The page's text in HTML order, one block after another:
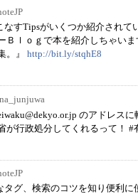
なすTipsがいくつか紹介されて
Ｂｌｏｇで本を紹介しちゃい
。』 http://bit.ly/stqhE8
のアドレスに
が行政処分してくれるって！ #
タグ、検索のコツを知り便利